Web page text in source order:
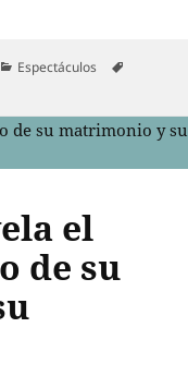
Categorías
Espectáculos
el
de su